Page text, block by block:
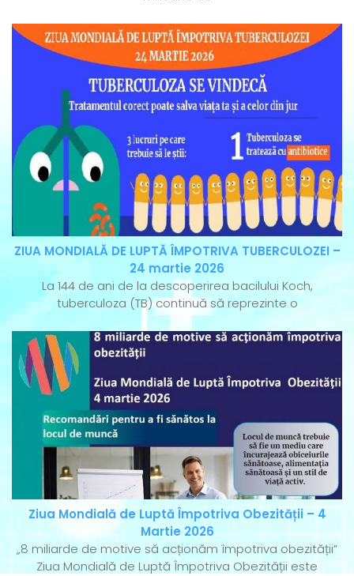
ZIUA MONDIALĂ DE LUPTĂ ÎMPOTRIVA TUBERCULOZEI –
24 martie 2026
La 144 de ani de la descoperirea bacilului Koch,
tuberculoza (TB) continuă să reprezinte o
Ziua Mondială de Luptă Împotriva Obezității – 4
Martie 2026
„8 miliarde de motive să acționăm împotriva obezității”
Ziua Mondială de Luptă Împotriva Obezității este